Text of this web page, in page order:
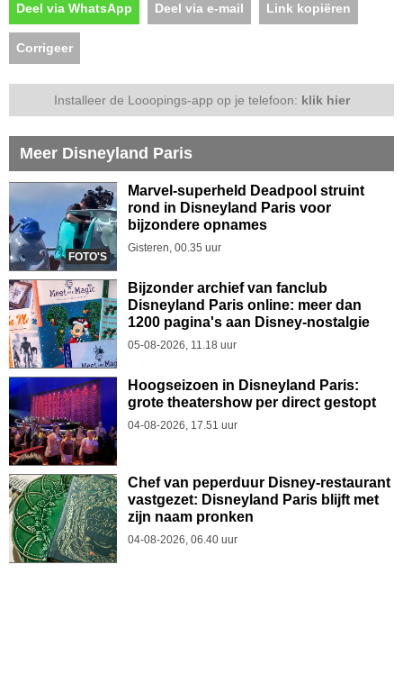
Deel via WhatsApp Deel via e-mail Link kopiëren
Corrigeer
Installeer de Looopings-app op je telefoon: klik hier
Meer Disneyland Paris
FOTO'S
Marvel-superheld Deadpool struint
rond in Disneyland Paris voor
bijzondere opnames
Gisteren, 00.35 uur
Bijzonder archief van fanclub
Disneyland Paris online: meer dan
1200 pagina's aan Disney-nostalgie
05-08-2026, 11.18 uur
Hoogseizoen in Disneyland Paris:
grote theatershow per direct gestopt
04-08-2026, 17.51 uur
Chef van peperduur Disney-restaurant
vastgezet: Disneyland Paris blijft met
zijn naam pronken
04-08-2026, 06.40 uur